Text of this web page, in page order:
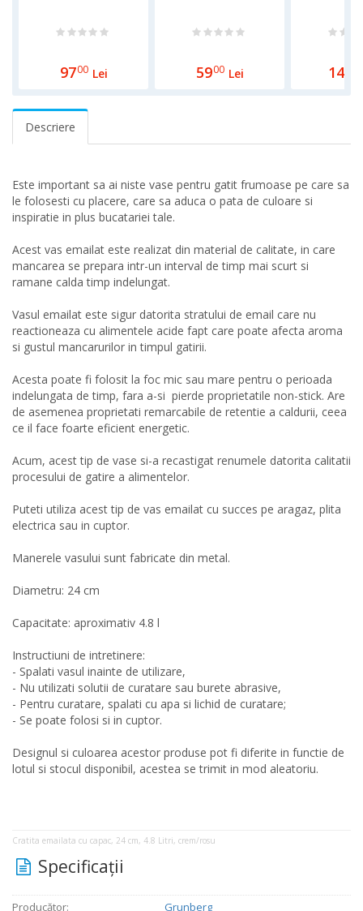
9700 Lei 5900 Lei 145
Descriere
Este important sa ai niste vase pentru gatit frumoase pe care sa
le folosesti cu placere, care sa aduca o pata de culoare si
inspiratie in plus bucatariei tale.
Acest vas emailat este realizat din material de calitate, in care
mancarea se prepara intr-un interval de timp mai scurt si
ramane calda timp indelungat.
Vasul emailat este sigur datorita stratului de email care nu
reactioneaza cu alimentele acide fapt care poate afecta aroma
si gustul mancarurilor in timpul gatirii.
Acesta poate fi folosit la foc mic sau mare pentru o perioada
indelungata de timp, fara a-si pierde proprietatile non-stick. Are
de asemenea proprietati remarcabile de retentie a caldurii, ceea
ce il face foarte eficient energetic.
Acum, acest tip de vase si-a recastigat renumele datorita calitatii
procesului de gatire a alimentelor.
Puteti utiliza acest tip de vas emailat cu succes pe aragaz, plita
electrica sau in cuptor.
Manerele vasului sunt fabricate din metal.
Diametru: 24 cm
Capacitate: aproximativ 4.8 l
Instructiuni de intretinere:
- Spalati vasul inainte de utilizare,
- Nu utilizati solutii de curatare sau burete abrasive,
- Pentru curatare, spalati cu apa si lichid de curatare;
- Se poate folosi si in cuptor.
Designul si culoarea acestor produse pot fi diferite in functie de
lotul si stocul disponibil, acestea se trimit in mod aleatoriu.
Cratita emailata cu capac, 24 cm, 4.8 Litri, crem/rosu
Specificaţii
Producător:
Grunberg